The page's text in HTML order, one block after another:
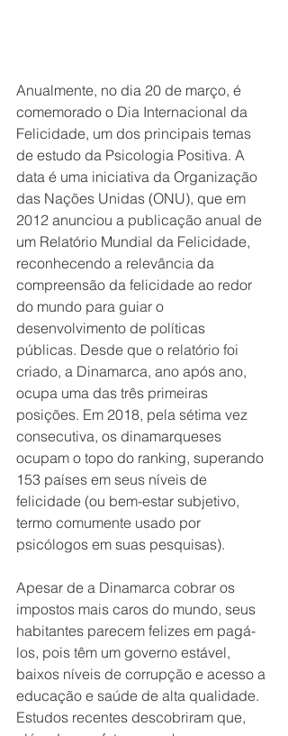
Anualmente, no dia 20 de março, é
comemorado o Dia Internacional da
Felicidade, um dos principais temas
de estudo da Psicologia Positiva. A
data é uma iniciativa da Organização
das Nações Unidas (ONU), que em
2012 anunciou a publicação anual de
um Relatório Mundial da Felicidade,
reconhecendo a relevância da
compreensão da felicidade ao redor
do mundo para guiar o
desenvolvimento de políticas
públicas. Desde que o relatório foi
criado, a Dinamarca, ano após ano,
ocupa uma das três primeiras
posições. Em 2018, pela sétima vez
consecutiva, os dinamarqueses
ocupam o topo do ranking, superando
153 países em seus níveis de
felicidade (ou bem-estar subjetivo,
termo comumente usado por
psicólogos em suas pesquisas).
Apesar de a Dinamarca cobrar os
impostos mais caros do mundo, seus
habitantes parecem felizes em pagá-
los, pois têm um governo estável,
baixos níveis de corrupção e acesso a
educação e saúde de alta qualidade.
Estudos recentes descobriram que,